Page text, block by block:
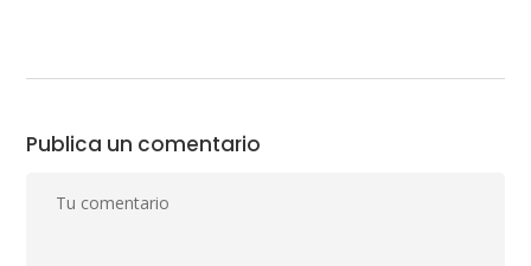
Publica un comentario